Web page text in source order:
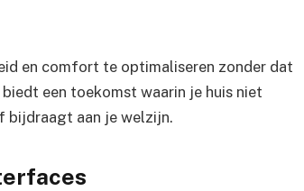
en comfort te optimaliseren zonder dat
een toekomst waarin je huis niet
bijdraagt aan je welzijn.